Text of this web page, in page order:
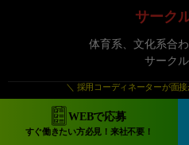
＼ 採用コーディネーターが面
WEBで応募
すぐ働きたい方必見！来社不要！
サーク
体育系、文化系合
サーク
原則土日(当社カ